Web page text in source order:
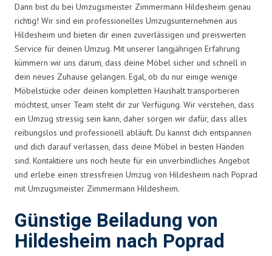
Dann bist du bei Umzugsmeister Zimmermann Hildesheim genau
richtig! Wir sind ein professionelles Umzugsunternehmen aus
Hildesheim und bieten dir einen zuverlässigen und preiswerten
Service für deinen Umzug. Mit unserer langjährigen Erfahrung
kümmern wir uns darum, dass deine Möbel sicher und schnell in
dein neues Zuhause gelangen. Egal, ob du nur einige wenige
Möbelstücke oder deinen kompletten Haushalt transportieren
möchtest, unser Team steht dir zur Verfügung. Wir verstehen, dass
ein Umzug stressig sein kann, daher sorgen wir dafür, dass alles
reibungslos und professionell abläuft. Du kannst dich entspannen
und dich darauf verlassen, dass deine Möbel in besten Händen
sind. Kontaktiere uns noch heute für ein unverbindliches Angebot
und erlebe einen stressfreien Umzug von Hildesheim nach Poprad
mit Umzugsmeister Zimmermann Hildesheim.
Günstige Beiladung von
Hildesheim nach Poprad